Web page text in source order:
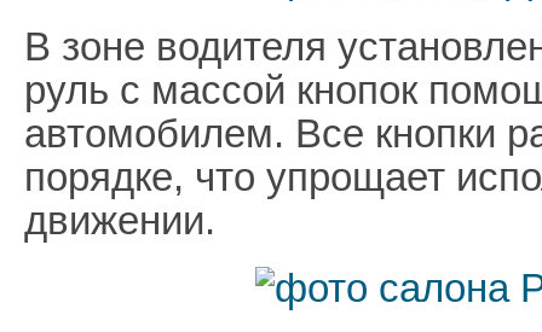
В зоне водителя
руль с массой кнопок
автомобилем. Все кнопки
порядке, что упрощает
движении.